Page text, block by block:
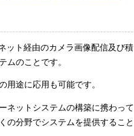
ット経由のカメラ画像配信及び積
ムのことです。
用途に応用も可能です。
ネットシステムの構築に携わって
の分野でシステムを提供すること